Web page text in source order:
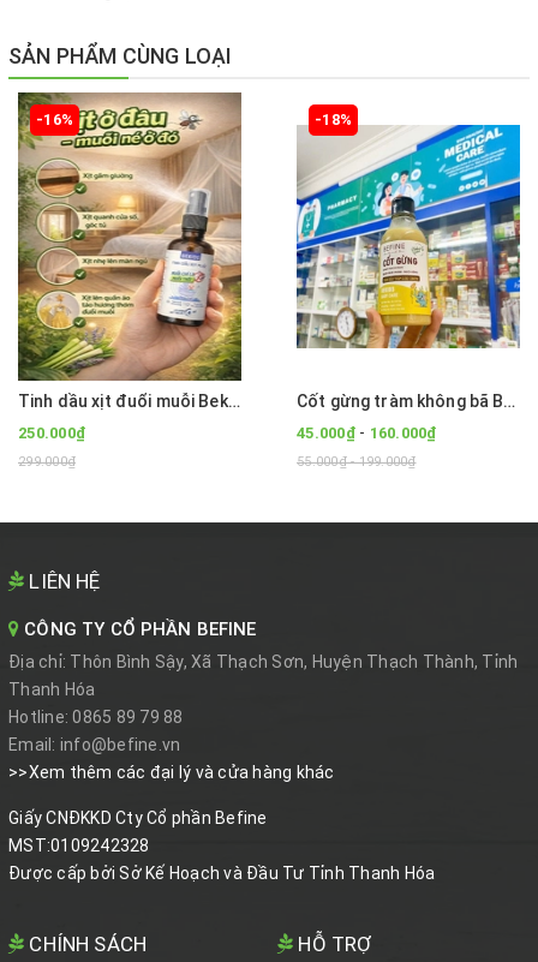
SẢN PHẨM CÙNG LOẠI
-16%
Tinh dầu xịt đuổi muỗi Bekids 50ml- Lưu hương bền lâu tới 6h
250.000₫
299.000₫
-18%
Cốt gừng tràm không bã Bekids Baby Care dùng cho tắm và ngâm chân nắp bật
45.000₫- 160.000₫
55.000₫ - 199.000₫
LIÊN HỆ
CÔNG TY CỔ PHẦN BEFINE
Địa chỉ: Thôn Bình Sậy, Xã Thạch Sơn, Huyện Thạch Thành, Tỉnh
Thanh Hóa
Hotline: 0865 89 79 88
Email: info@befine.vn
>>Xem thêm các đại lý và cửa hàng khác
Giấy CNĐKKD Cty Cổ phần Befine
MST:0109242328
Được cấp bởi Sở Kế Hoạch và Đầu Tư Tỉnh Thanh Hóa
CHÍNH SÁCH HỖ TRỢ